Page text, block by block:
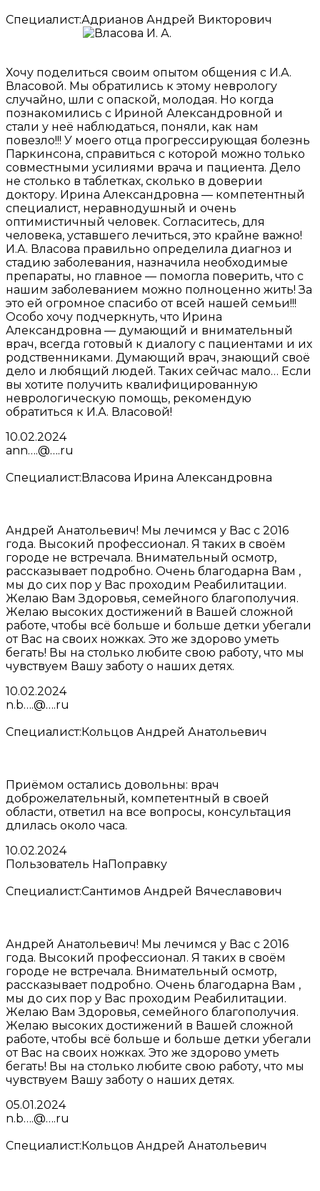
Специалист:Адрианов Андрей Викторович
Хочу поделиться своим опытом общения с И.А.
Власовой. Мы обратились к этому неврологу
случайно, шли с опаской, молодая. Но когда
познакомились с Ириной Александровной и
стали у неё наблюдаться, поняли, как нам
повезло!!! У моего отца прогрессирующая болезнь
Паркинсона, справиться с которой можно только
совместными усилиями врача и пациента. Дело
не столько в таблетках, сколько в доверии
доктору. Ирина Александровна — компетентный
специалист, неравнодушный и очень
оптимистичный человек. Согласитесь, для
человека, уставшего лечиться, это крайне важно!
И.А. Власова правильно определила диагноз и
стадию заболевания, назначила необходимые
препараты, но главное — помогла поверить, что с
нашим заболеванием можно полноценно жить! За
это ей огромное спасибо от всей нашей семьи!!!
Особо хочу подчеркнуть, что Ирина
Александровна — думающий и внимательный
врач, всегда готовый к диалогу с пациентами и их
родственниками. Думающий врач, знающий своё
дело и любящий людей. Таких сейчас мало… Если
вы хотите получить квалифицированную
неврологическую помощь, рекомендую
обратиться к И.А. Власовой!
10.02.2024
ann….@….ru
Специалист: Власова Ирина Александровна
Андрей Анатольевич! Мы лечимся у Вас с 2016
года. Высокий профессионал. Я таких в своём
городе не встречала. Внимательный осмотр,
рассказывает подробно. Очень благодарна Вам ,
мы до сих пор у Вас проходим Реабилитации.
Желаю Вам Здоровья, семейного благополучия.
Желаю высоких достижений в Вашей сложной
работе, чтобы всё больше и больше детки убегали
от Вас на своих ножках. Это же здорово уметь
бегать! Вы на столько любите свою работу, что мы
чувствуем Вашу заботу о наших детях.
10.02.2024
n.b….@….ru
Специалист: Кольцов Андрей Анатольевич
Приёмом остались довольны: врач
доброжелательный, компетентный в своей
области, ответил на все вопросы, консультация
длилась около часа.
10.02.2024
Пользователь НаПоправку
Специалист:Сантимов Андрей Вячеславович
Андрей Анатольевич! Мы лечимся у Вас с 2016
года. Высокий профессионал. Я таких в своём
городе не встречала. Внимательный осмотр,
рассказывает подробно. Очень благодарна Вам ,
мы до сих пор у Вас проходим Реабилитации.
Желаю Вам Здоровья, семейного благополучия.
Желаю высоких достижений в Вашей сложной
работе, чтобы всё больше и больше детки убегали
от Вас на своих ножках. Это же здорово уметь
бегать! Вы на столько любите свою работу, что мы
чувствуем Вашу заботу о наших детях.
05.01.2024
n.b….@….ru
Специалист: Кольцов Андрей Анатольевич